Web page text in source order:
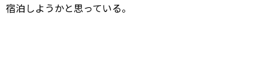
宿泊しようかと思っている。